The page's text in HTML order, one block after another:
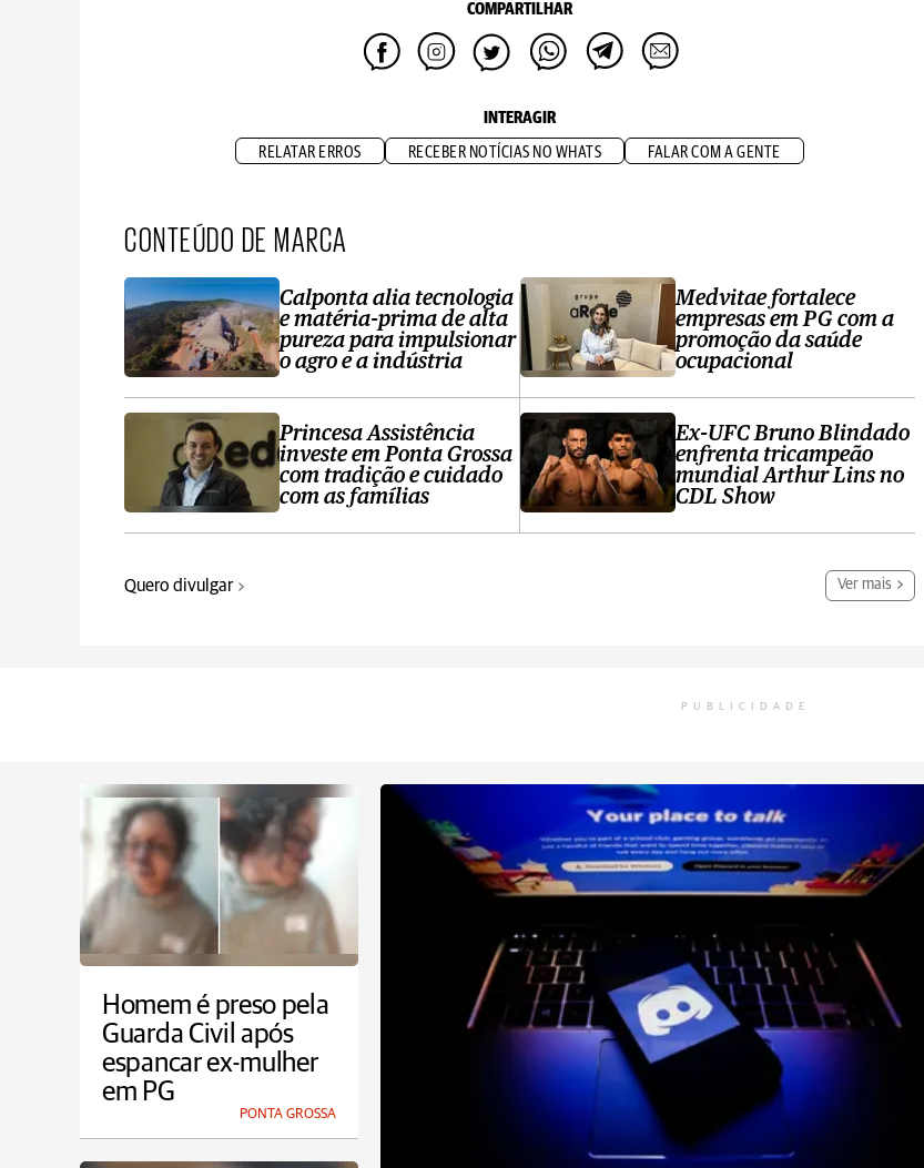
COMPARTILHAR
INTERAGIR
RELATAR ERROS RECEBER NOTÍCIAS NO WHATS FALAR COM A GENTE
CONTEÚDO DE MARCA
Calponta alia tecnologia
e matéria-prima de alta
pureza para impulsionar
o agro e a indústria
Princesa Assistência
investe em Ponta Grossa
com tradição e cuidado
com as famílias
Medvitae fortalece
empresas em PG com a
promoção da saúde
ocupacional
Ex-UFC Bruno Blindado
enfrenta tricampeão
mundial Arthur Lins no
CDL Show
Quero divulgar Ver mais
PUBLICIDADE
Homem é preso pela
Guarda Civil após
espancar ex-mulher
em PG
PONTA GROSSA